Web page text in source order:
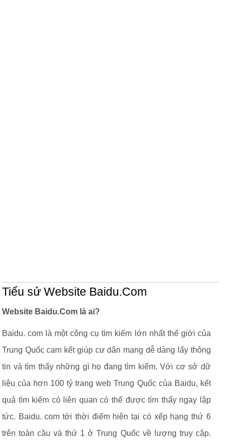
Tiểu sử Website Baidu.Com
Website Baidu.Com là ai?
Baidu. com là một công cụ tìm kiếm lớn nhất thế giới của
Trung Quốc cam kết giúp cư dân mạng dễ dàng lấy thông
tin và tìm thấy những gì họ đang tìm kiếm. Với cơ sở dữ
liệu của hơn 100 tỷ trang web Trung Quốc của Baidu, kết
quả tìm kiếm có liên quan có thể được tìm thấy ngay lập
tức. Baidu. com tới thời điểm hiện tại có xếp hạng thứ 6
trên toàn cầu và thứ 1 ở Trung Quốc về lượng truy cập.